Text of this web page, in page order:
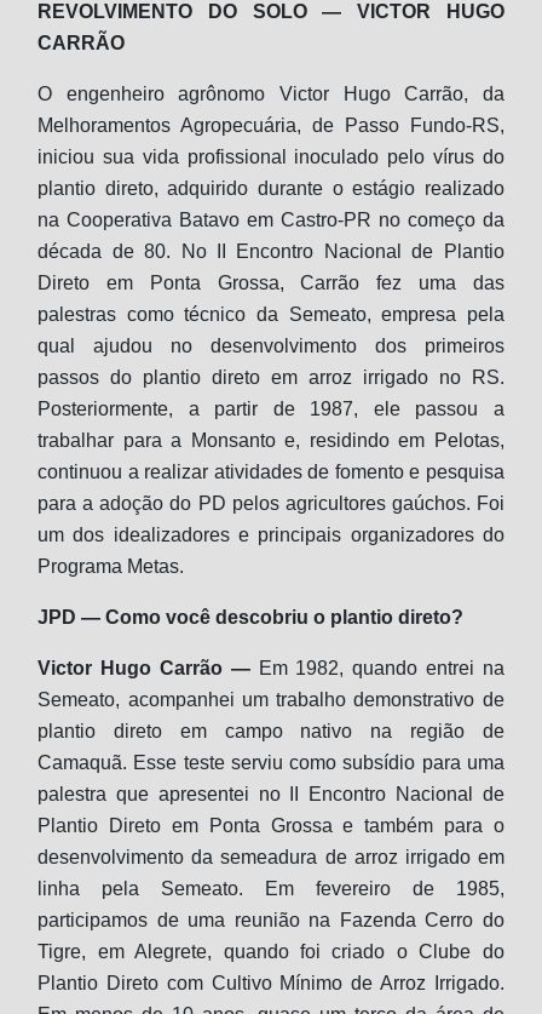
REVOLVIMENTO DO SOLO — VICTOR HUGO
CARRÃO
O engenheiro agrônomo Victor Hugo Carrão, da
Melhoramentos Agropecuária, de Passo Fundo-RS,
iniciou sua vida profissional inoculado pelo vírus do
plantio direto, adquirido durante o estágio realizado
na Cooperativa Batavo em Castro-PR no começo da
década de 80. No II Encontro Nacional de Plantio
Direto em Ponta Grossa, Carrão fez uma das
palestras como técnico da Semeato, empresa pela
qual ajudou no desenvolvimento dos primeiros
passos do plantio direto em arroz irrigado no RS.
Posteriormente, a partir de 1987, ele passou a
trabalhar para a Monsanto e, residindo em Pelotas,
continuou a realizar atividades de fomento e pesquisa
para a adoção do PD pelos agricultores gaúchos. Foi
um dos idealizadores e principais organizadores do
Programa Metas.
JPD — Como você descobriu o plantio direto?
Victor Hugo Carrão —Em 1982, quando entrei na
Semeato, acompanhei um trabalho demonstrativo de
plantio direto em campo nativo na região de
Camaquã. Esse teste serviu como subsídio para uma
palestra que apresentei no II Encontro Nacional de
Plantio Direto em Ponta Grossa e também para o
desenvolvimento da semeadura de arroz irrigado em
linha pela Semeato. Em fevereiro de 1985,
participamos de uma reunião na Fazenda Cerro do
Tigre, em Alegrete, quando foi criado o Clube do
Plantio Direto com Cultivo Mínimo de Arroz Irrigado.